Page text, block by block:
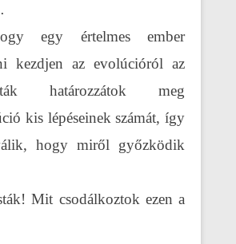
egy értelmes ember
kezdjen az evolúcióról az
határozzátok meg
kis lépéseinek számát, így
hogy miről győzködik
Mit csodálkoztok ezen a